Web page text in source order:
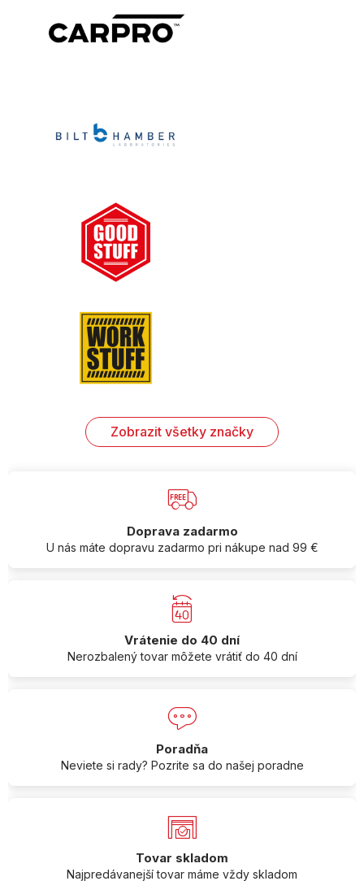
Zobrazit všetky značky
Doprava zadarmo
U nás máte dopravu zadarmo pri nákupe nad 99 €
Vrátenie do 40 dní
Nerozbalený tovar môžete vrátiť do 40 dní
Poradňa
Neviete si rady? Pozrite sa do našej poradne
Tovar skladom
Najpredávanejší tovar máme vždy skladom